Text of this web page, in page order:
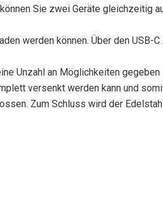
Sie zwei Geräte gleichzeitig
werden können. Über den USB-
Unzahl an Möglichkeiten gegeben
versenkt werden kann und
Zum Schluss wird der